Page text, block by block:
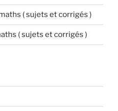
( sujets et corrigés )
( sujets et corrigés )